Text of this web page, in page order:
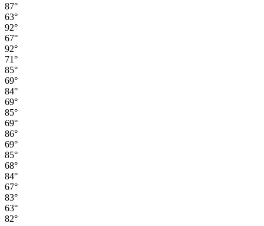
87°
63°
92°
67°
92°
71°
85°
69°
84°
69°
85°
69°
86°
69°
85°
68°
84°
67°
83°
63°
82°